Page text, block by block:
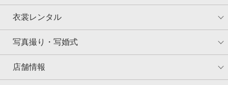
衣裳レンタル
写真撮り・写婚式
店舗情報